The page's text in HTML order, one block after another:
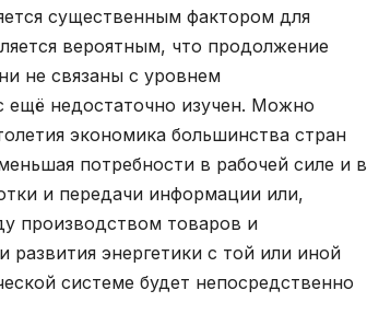
существенным фактором для
вероятным, что продолжение
не связаны с уровнем
ещё недостаточно изучен. Можно
экономика большинства стран
потребности в рабочей силе и в
и передачи информации или,
производством товаров и
развития энергетики с той или иной
системе будет непосредственно